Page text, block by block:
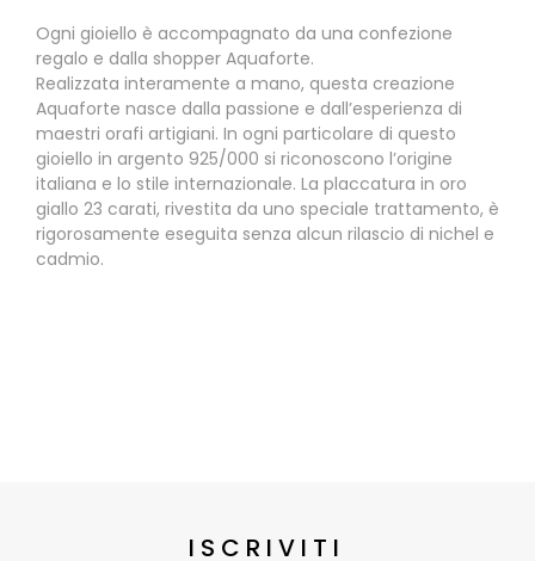
Ogni gioiello è accompagnato da una confezione
regalo e dalla shopper Aquaforte.
Realizzata interamente a mano, questa creazione
Aquaforte nasce dalla passione e dall’esperienza di
maestri orafi artigiani. In ogni particolare di questo
gioiello in argento 925/000 si riconoscono l’origine
italiana e lo stile internazionale. La placcatura in oro
giallo 23 carati, rivestita da uno speciale trattamento, è
rigorosamente eseguita senza alcun rilascio di nichel e
cadmio.
ISCRIVITI